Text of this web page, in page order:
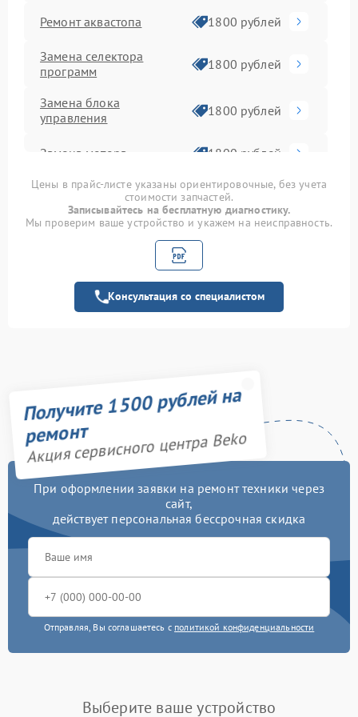
Ремонт аквастопа 1800 рублей
Замена селектора
программ
1800 рублей
Замена блока
управления
1800 рублей
Замена мотора 1800 рублей
Замена шторок
барабана
1750 рублей
противовеса
1600 рублей
Замена заливного шланга 750 рублей
Замена нижнего
противовеса
3450 рублей
Замена крестовины 2750 рублей
Ремонт платы
Цены в прайс-листе указаны ориентировочные, без учета
стоимости запчастей.
Записывайтесь на бесплатную диагностику.
Мы проверим ваше устройство и укажем на неисправность.
Консультация со специалистом
Получите 1500 рублей на
ремонт
Акция сервисного центра Beko
При оформлении заявки на ремонт техники через
сайт,
действует персональная бессрочная скидка
Отправляя, Вы соглашаетесь с политикой конфиденциальности
Выберите ваше устройство